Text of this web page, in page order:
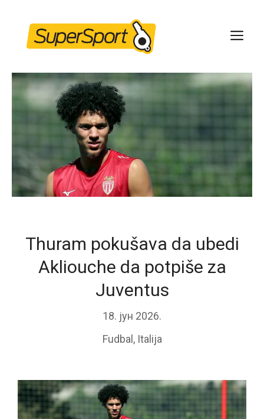
content
Thuram pokušava da ubedi
Akliouche da potpiše za
Juventus
18. јун 2026.
Fudbal , Italija